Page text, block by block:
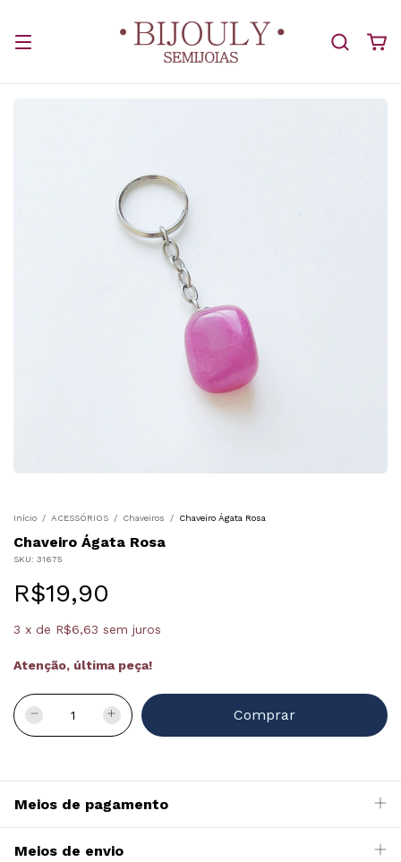
Início / ACESSÓRIOS / Chaveiros / Chaveiro Ágata Rosa
Chaveiro Ágata Rosa
SKU: 31675
R$19,90
3 x de R$6,63 sem juros
Atenção, última peça!
Meios de pagamento
Meios de envio